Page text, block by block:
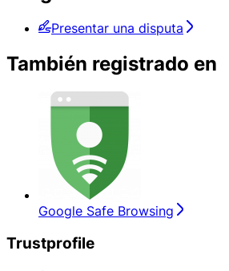
Presentar una disputa
También registrado en
Google Safe Browsing
Trustprofile